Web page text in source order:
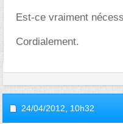
Est-ce vraiment
Cordialement.
24/04/2012, 10h32